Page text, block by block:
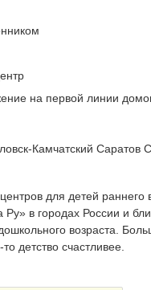
на первой линии
Камчатский Саратов
для детей раннего
в городах России и
возраста.
детство счастливее.